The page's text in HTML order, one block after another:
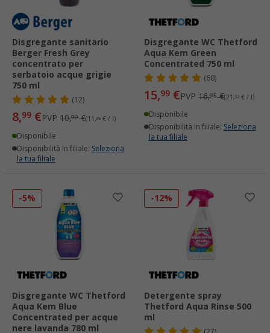
Disgregante sanitario
Berger Fresh Grey
concentrato per
serbatoio acque grigie
750 ml
(12)
8,99 €PVP 10,99€(11,99 € / l)
Disponibile
Disponibilità in filiale: Seleziona
la tua filiale
Disgregante WC Thetford
Aqua Kem Green
Concentrated 750 ml
(60)
15,99 €PVP 16,95€(21,32 € / l)
Disponibile
Disponibilità in filiale: Seleziona
la tua filiale
-5%
Disgregante WC Thetford
Aqua Kem Blue
Concentrated per acque
nere lavanda 780 ml
-12%
Detergente spray
Thetford Aqua Rinse 500
ml